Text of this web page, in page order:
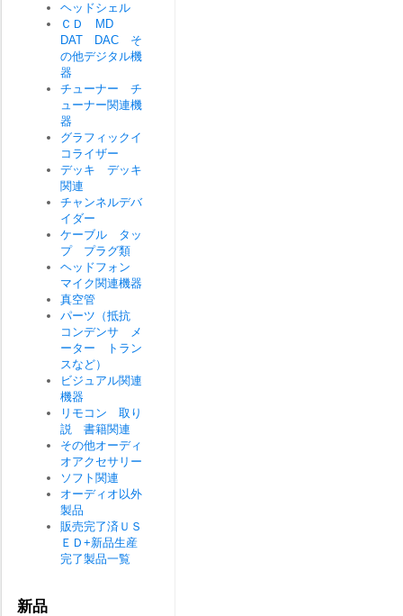
ヘッドシェル
ＣＤ MD
DAT DAC そ
の他デジタル機
器
チューナー チ
ューナー関連機
器
グラフィックイ
コライザー
デッキ デッキ
関連
チャンネルデバ
イダー
ケーブル タッ
プ プラグ類
ヘッドフォン
マイク関連機器
真空管
パーツ（抵抗
コンデンサ メ
ーター トラン
スなど）
ビジュアル関連
機器
リモコン 取り
説 書籍関連
その他オーディ
オアクセサリー
ソフト関連
オーディオ以外
製品
販売完了済ＵＳ
ＥＤ+新品生産
完了製品一覧
新品